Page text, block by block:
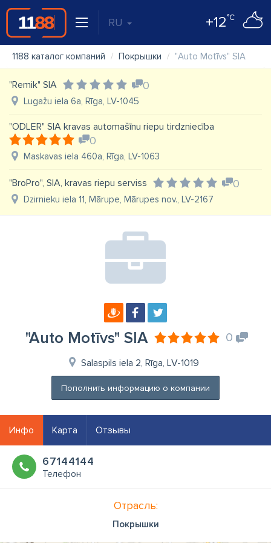
RU +12°C
1188 каталог компаний Покрышки "Auto Motīvs" SIA
"Remik" SIA 0
Lugažu iela 6a, Rīga, LV-1045
"ODLER" SIA kravas automašīnu riepu tirdzniecība
0
Maskavas iela 460a, Rīga, LV-1063
"BroPro", SIA, kravas riepu serviss 0
Dzirnieku iela 11, Mārupe, Mārupes nov., LV-2167
"Auto Motīvs" SIA 0
Salaspils iela 2, Rīga, LV-1019
Пополнить информацию о компании
Инфо Карта Отзывы
67144144
Телефон
Отрасль:
Покрышки